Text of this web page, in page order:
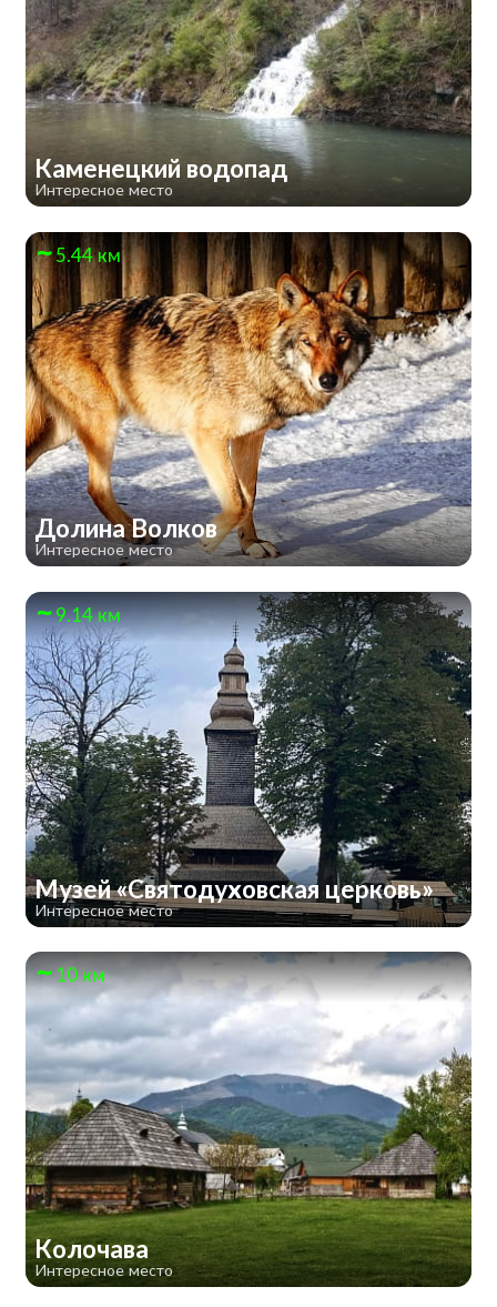
Каменецкий водопад
Интересное место
5.44 км
Долина Волков
Интересное место
9.14 км
Музей «Святодуховская церковь»
Интересное место
10 км
Колочава
Интересное место